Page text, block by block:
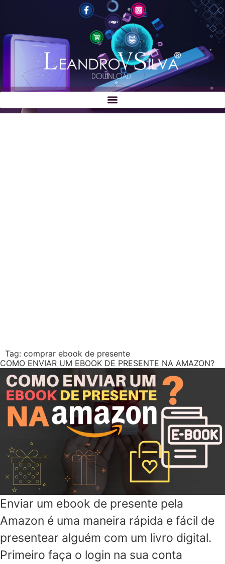
Tag: comprar ebook de presente
COMO ENVIAR UM EBOOK DE PRESENTE NA AMAZON?
Enviar um ebook de presente pela
Amazon é uma maneira rápida e fácil de
presentear alguém com um livro digital.
Primeiro faça o login na sua conta